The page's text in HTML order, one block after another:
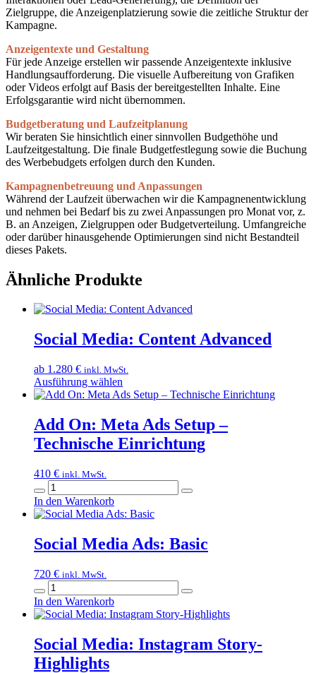
Zielgruppe, die Anzeigenplatzierung sowie die zeitliche Struktur der
Kampagne.
Anzeigentexte und Gestaltung
Für jede Anzeige erstellen wir passende Anzeigentexte inklusive
Handlungsaufforderung. Die visuelle Aufbereitung von Grafiken
oder Videos erfolgt auf Basis der bereitgestellten Inhalte. Eine
Erfolgsgarantie wird nicht übernommen.
Budgetberatung und Laufzeitplanung
Wir beraten Sie hinsichtlich einer sinnvollen Budgethöhe und
Laufzeitgestaltung. Die finale Budgetfestlegung sowie die Buchung
des Werbebudgets erfolgen durch den Kunden.
Kampagnenbetreuung und Anpassungen
Während der Laufzeit überwachen wir die Kampagnenentwicklung
und nehmen bei Bedarf bis zu zwei Anpassungen pro Monat vor, z.
B. an Anzeigen, Zielgruppen oder Budgetverteilung. Umfangreiche
oder darüber hinausgehende Optimierungen sind nicht Bestandteil
dieses Pakets.
Ähnliche Produkte
Social Media: Content Advanced
ab 1.280 € inkl. MwSt.
Ausführung wählen
Produkt
mehrere
Varianten
auf.
können
auf
der
Produktseite
werden
Add On: Meta Ads Setup –
Technische Einrichtung
410 € inkl. MwSt.
Add
On:
Meta
Setup
–
Einrichtung
Menge
In den Warenkorb
Social Media Ads: Basic
720 € inkl. MwSt.
Social
Media
Ads:
Menge
In den Warenkorb
Social Media: Instagram Story-
Highlights